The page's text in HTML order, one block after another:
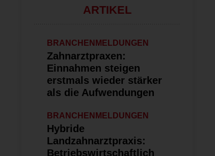
ARTIKEL
BRANCHENMELDUNGEN
Zahnarztpraxen:
Einnahmen steigen
erstmals wieder stärker
als die Aufwendungen
BRANCHENMELDUNGEN
Hybride
Landzahnarztpraxis:
Betriebswirt­schaftlich